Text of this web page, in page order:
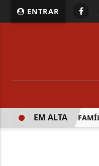
ENTRAR
JUROS DAS
EM ALTA